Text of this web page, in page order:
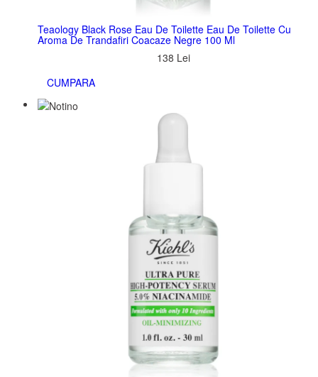
Teaology Black Rose Eau De Toilette Eau De Toilette Cu
Aroma De Trandafiri Coacaze Negre 100 Ml
138 Lei
CUMPARA